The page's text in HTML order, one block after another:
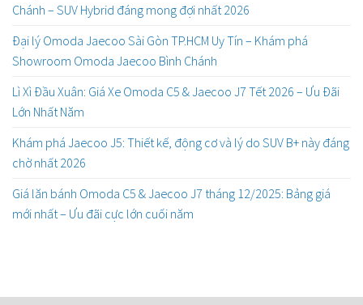
Chánh – SUV Hybrid đáng mong đợi nhất 2026
Đại lý Omoda Jaecoo Sài Gòn TP.HCM Uy Tín – Khám phá
Showroom Omoda Jaecoo Bình Chánh
Lì Xì Đầu Xuân: Giá Xe Omoda C5 & Jaecoo J7 Tết 2026 – Ưu Đãi
Lớn Nhất Năm
Khám phá Jaecoo J5: Thiết kế, động cơ và lý do SUV B+ này đáng
chờ nhất 2026
Giá lăn bánh Omoda C5 & Jaecoo J7 tháng 12/2025: Bảng giá
mới nhất – Ưu đãi cực lớn cuối năm